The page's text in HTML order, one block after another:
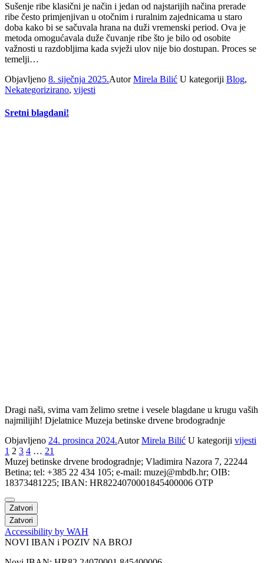
Sušenje ribe klasični je način i jedan od najstarijih načina prerade
ribe često primjenjivan u otočnim i ruralnim zajednicama u staro
doba kako bi se sačuvala hrana na duži vremenski period. Ova je
metoda omogućavala duže čuvanje ribe što je bilo od osobite
važnosti u razdobljima kada svježi ulov nije bio dostupan. Proces se
temelji…
Objavljeno 8. siječnja 2025.AutorMirela Bilić U kategoriji Blog,
Nekategorizirano, vijesti
Sretni blagdani!
Dragi naši, svima vam želimo sretne i vesele blagdane u krugu vaših
najmilijih! Djelatnice Muzeja betinske drvene brodogradnje
Objavljeno 24. prosinca 2024.AutorMirela Bilić U kategoriji vijesti
1 2 3 4 … 21
Muzej betinske drvene brodogradnje; Vladimira Nazora 7, 22244
Betina; tel: +385 22 434 105; e-mail: muzej@mbdb.hr; OIB:
18373481225; IBAN: HR8224070001845400006 OTP
Zatvori
Zatvori
Accessibility by WAH
NOVI IBAN i POZIV NA BROJ